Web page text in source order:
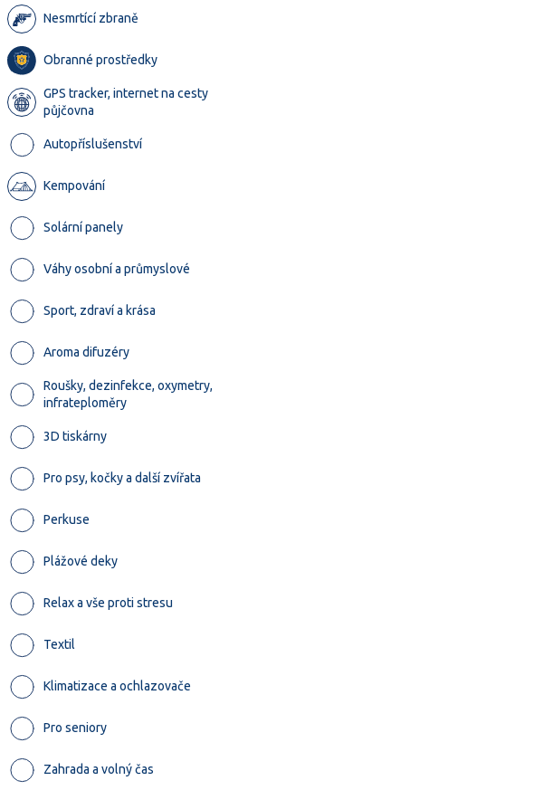
Nesmrtící zbraně
Obranné prostředky
GPS tracker, internet na cesty
půjčovna
Autopříslušenství
Kempování
Solární panely
Váhy osobní a průmyslové
Sport, zdraví a krása
Aroma difuzéry
Roušky, dezinfekce, oxymetry,
infrateploměry
3D tiskárny
Pro psy, kočky a další zvířata
Perkuse
Plážové deky
Relax a vše proti stresu
Textil
Klimatizace a ochlazovače
Pro seniory
Zahrada a volný čas